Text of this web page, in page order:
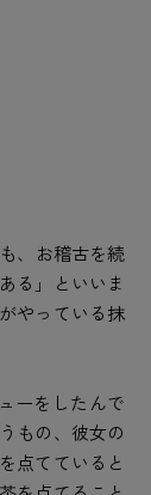
、お稽古を続
る」といいま
やっている抹
ーをしたんで
もの、彼女の
点てていると